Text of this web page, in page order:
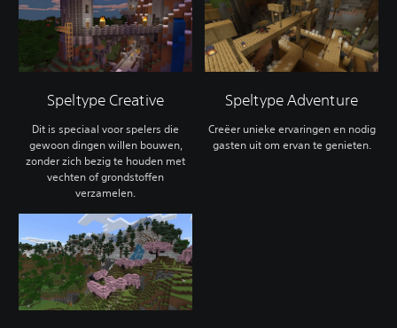
Speltype Creative
Dit is speciaal voor spelers die
gewoon dingen willen bouwen,
zonder zich bezig te houden met
vechten of grondstoffen
verzamelen.
Speltype Adventure
Creëer unieke ervaringen en nodig
gasten uit om ervan te genieten.